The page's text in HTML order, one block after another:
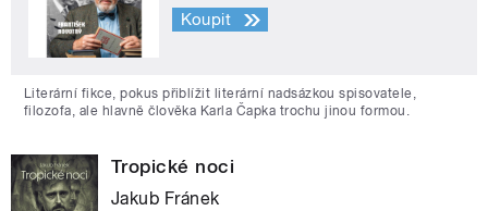
Koupit
Literární fikce, pokus přiblížit literární nadsázkou spisovatele,
filozofa, ale hlavně člověka Karla Čapka trochu jinou formou.
Tropické noci
Jakub Fránek